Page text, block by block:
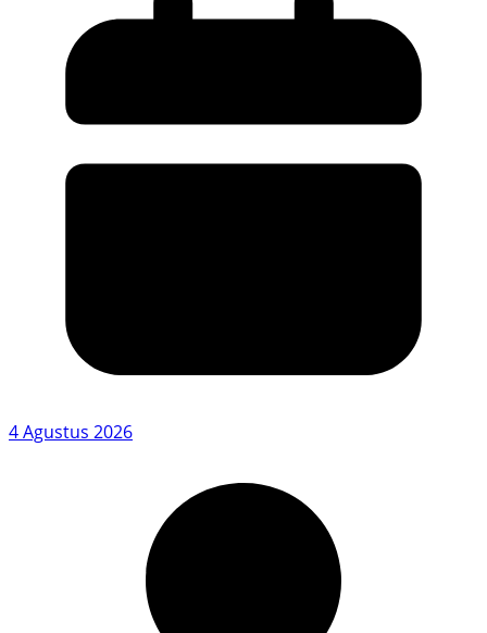
4 Agustus 2026